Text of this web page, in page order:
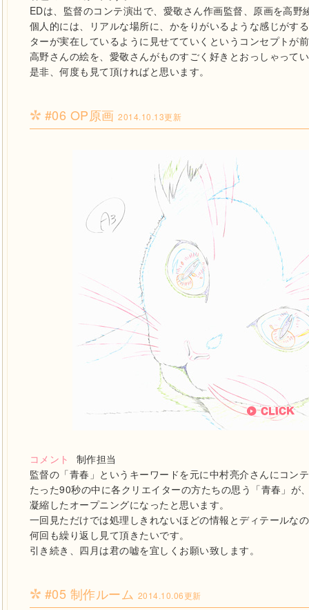
EDは、監督のコンテ演出で、愛敬さん作画監督、原画を高
個人的には、リアルな場所に、かをりがいるような感じがす
ターが実在しているように見せてていくというコンセプトが
高野さんの絵を、愛敬さんがものすごく好きとおっしゃって
是非、何度も見て頂ければと思います。
#06 OP原画2014.10.13更新
コメント
制作担当
監督の「青春」というキーワードを元に中村亮介さんにコン
たった90秒の中に各クリエイターの方たちの思う「青春」が
凝縮したオープニングになったと思います。
一回見ただけでは処理しきれないほどの情報とディテールな
何回も繰り返し見て頂きたいです。
引き続き、四月は君の嘘を宜しくお願い致します。
#05 制作ルーム 2014.10.06更新